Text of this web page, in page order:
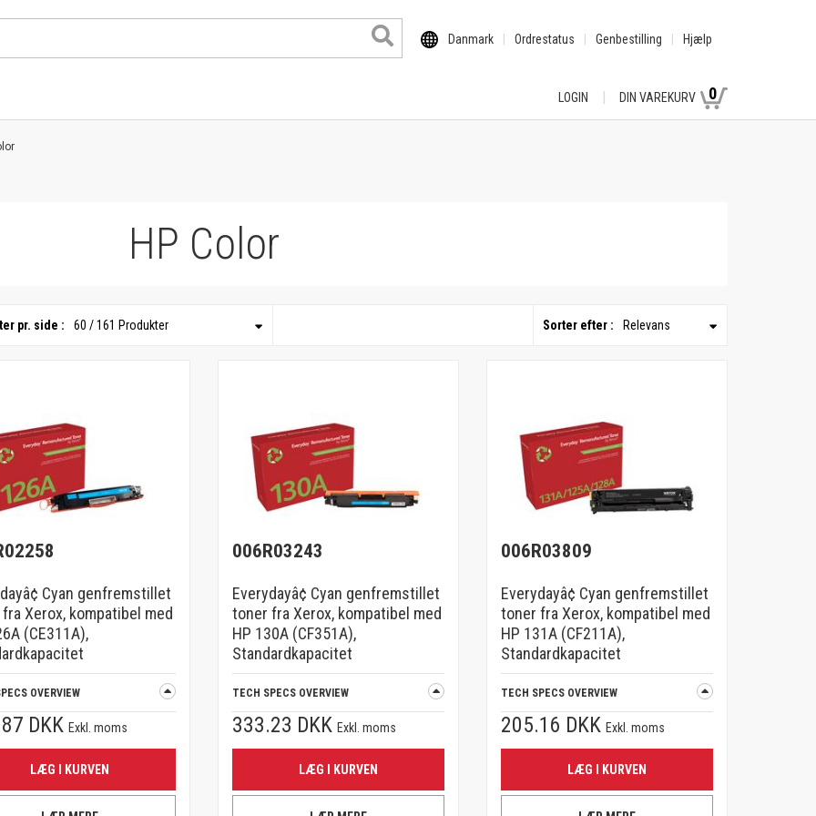
Danmark Ordrestatus Genbestilling Hjælp
LOGIN DIN VAREKURV 0
HP Color
Sorter efter : Relevans
pr. side : 60 / 161 Produkter
Cyan genfremstillet
Xerox, kompatibel med
(CE311A),
OVERVIEW
DKKExkl. moms
LÆG I KURVEN
006R03243
Everydayâ¢ Cyan genfremstillet
toner fra Xerox, kompatibel med
HP 130A (CF351A),
Standardkapacitet
TECH SPECS OVERVIEW
333.23 DKKExkl. moms
LÆG I KURVEN
006R03809
Everydayâ¢ Cyan genfremstillet
toner fra Xerox, kompatibel med
HP 131A (CF211A),
Standardkapacitet
TECH SPECS OVERVIEW
205.16 DKKExkl. moms
LÆG I KURVEN